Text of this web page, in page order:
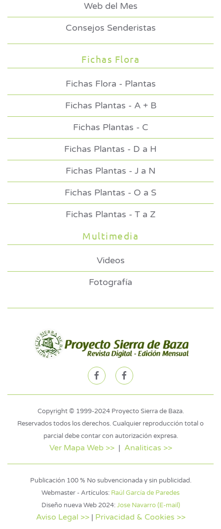
Web del Mes
Consejos Senderistas
Fichas Flora
Fichas Flora - Plantas
Fichas Plantas - A + B
Fichas Plantas - C
Fichas Plantas - D a H
Fichas Plantas - J a N
Fichas Plantas - O a S
Fichas Plantas - T a Z
Multimedia
Videos
Fotografía
Copyright © 1999-2024 Proyecto Sierra de Baza.
Reservados todos los derechos. Cualquier reproducción total o
parcial debe contar con autorización expresa.
Ver Mapa Web >>| Analiticas >>
Publicación 100 % No subvencionada y sin publicidad.
Webmaster - Artículos: Raúl García de Paredes
Diseño nueva Web 2024:Jose Navarro (E-mail)
Aviso Legal >>| Privacidad & Cookies >>